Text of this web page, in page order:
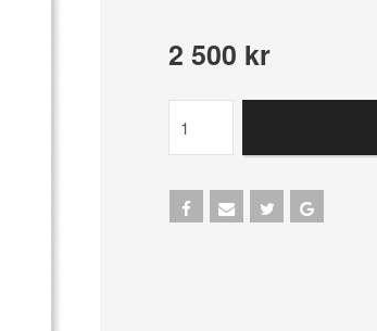
2 500 kr